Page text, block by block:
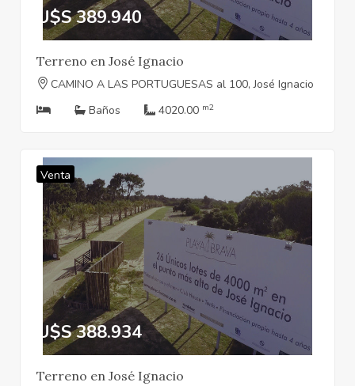
U$S 389.940
Terreno en José Ignacio
CAMINO A LAS PORTUGUESAS al 100, José Ignacio
Baños
4020.00 m2
Venta
U$S 388.934
Terreno en José Ignacio